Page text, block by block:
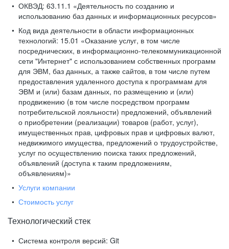
ОКВЭД: 63.11.1 «Деятельность по созданию и
использованию баз данных и информационных ресурсов»
Код вида деятельности в области информационных
технологий: 15.01 «Оказание услуг, в том числе
посреднических, в информационно-телекоммуникационной
сети "Интернет" с использованием собственных программ
для ЭВМ, баз данных, а также сайтов, в том числе путем
предоставления удаленного доступа к программам для
ЭВМ и (или) базам данных, по размещению и (или)
продвижению (в том числе посредством программ
потребительской лояльности) предложений, объявлений
о приобретении (реализации) товаров (работ, услуг),
имущественных прав, цифровых прав и цифровых валют,
недвижимого имущества, предложений о трудоустройстве,
услуг по осуществлению поиска таких предложений,
объявлений (доступа к таким предложениям,
объявлениям)»
Услуги компании
Стоимость услуг
Технологический стек
Система контроля версий: Git